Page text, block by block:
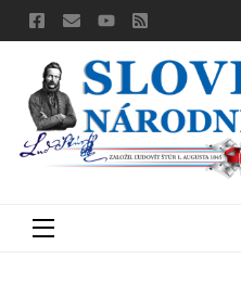
Skip
to
content
Menu